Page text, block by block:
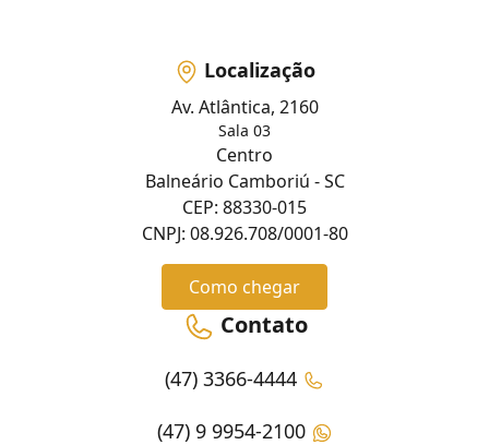
Localização
Av. Atlântica, 2160
Sala 03
Centro
Balneário Camboriú - SC
CEP: 88330-015
CNPJ: 08.926.708/0001-80
Como chegar
Contato
(47) 3366-4444
(47) 9 9954-2100